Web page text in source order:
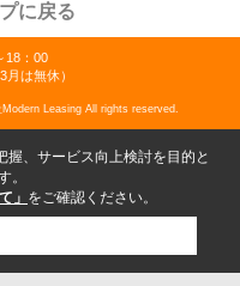
に戻る
18：00
は無休）
Leasing All rights reserved.
、サービス向上検討を目的と
。
」 をご確認ください。